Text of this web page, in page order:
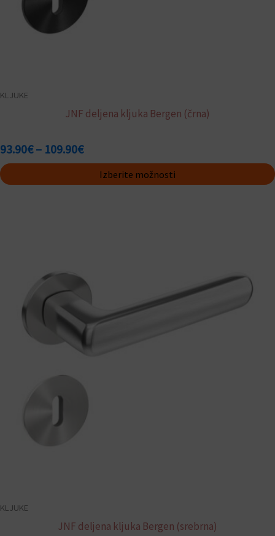
KLJUKE
JNF deljena kljuka Bergen (črna)
93.90€ – 109.90€
Izberite možnosti
KLJUKE
JNF deljena kljuka Bergen (srebrna)